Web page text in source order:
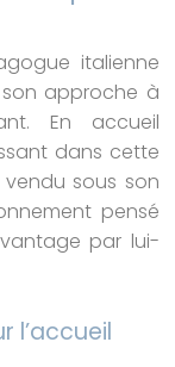
italienne
approche à
En accueil
dans cette
sous son
pensé
par lui-
l’accueil